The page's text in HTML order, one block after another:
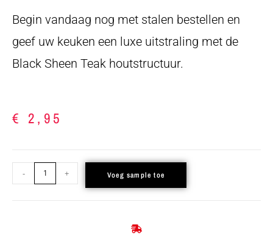
Begin vandaag nog met stalen bestellen en
geef uw keuken een luxe uitstraling met de
Black Sheen Teak houtstructuur.
€ 2,95
- + Voeg sample toe